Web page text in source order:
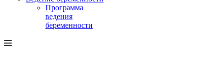
Программа
ведения
беременности